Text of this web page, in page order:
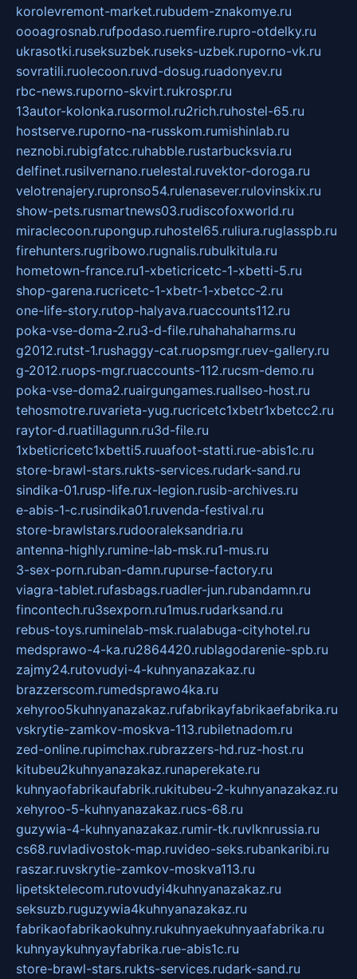
korolevremont-market.rubudem-znakomye.ru
oooagrosnab.rufpodaso.ruemfire.rupro-otdelky.ru
ukrasotki.ruseksuzbek.ruseks-uzbek.ruporno-vk.ru
sovratili.ruolecoon.ruvd-dosug.ruadonyev.ru
rbc-news.ruporno-skvirt.rukrospr.ru
13autor-kolonka.rusormol.ru2rich.ruhostel-65.ru
hostserve.ruporno-na-russkom.rumishinlab.ru
neznobi.rubigfatcc.ruhabble.rustarbucksvia.ru
delfinet.rusilvernano.ruelestal.ruvektor-doroga.ru
velotrenajery.rupronso54.rulenasever.rulovinskix.ru
show-pets.rusmartnews03.rudiscofoxworld.ru
miraclecoon.rupongup.ruhostel65.ruliura.ruglasspb.ru
firehunters.rugribowo.rugnalis.rubulkitula.ru
hometown-france.ru1-xbeticricetc-1-xbetti-5.ru
shop-garena.rucricetc-1-xbetr-1-xbetcc-2.ru
one-life-story.rutop-halyava.ruaccounts112.ru
poka-vse-doma-2.ru3-d-file.ruhahahaharms.ru
g2012.rutst-1.rushaggy-cat.ruopsmgr.ruev-gallery.ru
g-2012.ruops-mgr.ruaccounts-112.rucsm-demo.ru
poka-vse-doma2.ruairgungames.ruallseo-host.ru
tehosmotre.ruvarieta-yug.rucricetc1xbetr1xbetcc2.ru
raytor-d.ruatillagunn.ru3d-file.ru
1xbeticricetc1xbetti5.ruuafoot-statti.rue-abis1c.ru
store-brawl-stars.rukts-services.rudark-sand.ru
sindika-01.rusp-life.rux-legion.rusib-archives.ru
e-abis-1-c.rusindika01.ruvenda-festival.ru
store-brawlstars.rudooraleksandria.ru
antenna-highly.rumine-lab-msk.ru1-mus.ru
3-sex-porn.ruban-damn.rupurse-factory.ru
viagra-tablet.rufasbags.ruadler-jun.rubandamn.ru
fincontech.ru3sexporn.ru1mus.rudarksand.ru
rebus-toys.ruminelab-msk.rualabuga-cityhotel.ru
medsprawo-4-ka.ru2864420.rublagodarenie-spb.ru
zajmy24.rutovudyi-4-kuhnyanazakaz.ru
brazzerscom.rumedsprawo4ka.ru
xehyroo5kuhnyanazakaz.rufabrikayfabrikaefabrika.ru
vskrytie-zamkov-moskva-113.rubiletnadom.ru
zed-online.rupimchax.rubrazzers-hd.ruz-host.ru
kitubeu2kuhnyanazakaz.runaperekate.ru
kuhnyaofabrikaufabrik.rukitubeu-2-kuhnyanazakaz.ru
xehyroo-5-kuhnyanazakaz.rucs-68.ru
guzywia-4-kuhnyanazakaz.rumir-tk.ruvlknrussia.ru
cs68.ruvladivostok-map.ruvideo-seks.rubankaribi.ru
raszar.ruvskrytie-zamkov-moskva113.ru
lipetsktelecom.rutovudyi4kuhnyanazakaz.ru
seksuzb.ruguzywia4kuhnyanazakaz.ru
fabrikaofabrikaokuhny.rukuhnyaekuhnyaafabrika.ru
kuhnyaykuhnyayfabrika.rue-abis1c.ru
store-brawl-stars.rukts-services.rudark-sand.ru